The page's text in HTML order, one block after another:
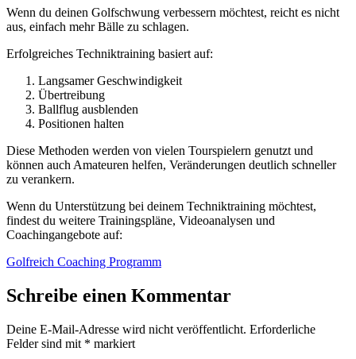
Wenn du deinen Golfschwung verbessern möchtest, reicht es nicht
aus, einfach mehr Bälle zu schlagen.
Erfolgreiches Techniktraining basiert auf:
Langsamer Geschwindigkeit
Übertreibung
Ballflug ausblenden
Positionen halten
Diese Methoden werden von vielen Tourspielern genutzt und
können auch Amateuren helfen, Veränderungen deutlich schneller
zu verankern.
Wenn du Unterstützung bei deinem Techniktraining möchtest,
findest du weitere Trainingspläne, Videoanalysen und
Coachingangebote auf:
Golfreich Coaching Programm
Schreibe einen Kommentar
Deine E-Mail-Adresse wird nicht veröffentlicht. Erforderliche
Felder sind mit * markiert